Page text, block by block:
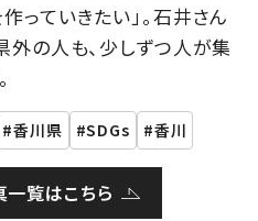
っていきたい」。石井さん
外の人も、少しずつ人が集
香川県 SDGs 香川
覧はこちら